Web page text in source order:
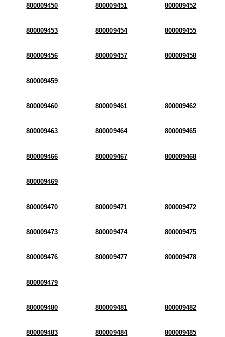
800009450 800009451 800009452
800009453 800009454 800009455
800009456 800009457 800009458
800009459
800009460 800009461 800009462
800009463 800009464 800009465
800009466 800009467 800009468
800009469
800009470 800009471 800009472
800009473 800009474 800009475
800009476 800009477 800009478
800009479
800009480 800009481 800009482
800009483 800009484 800009485